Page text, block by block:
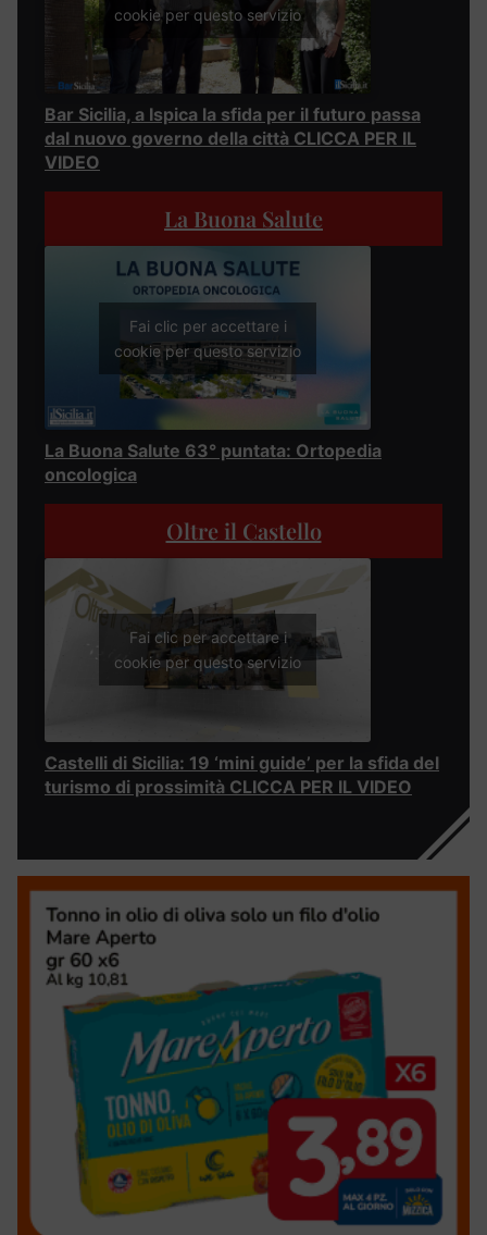
cookie per questo servizio
Bar Sicilia, a Ispica la sfida per il futuro passa
dal nuovo governo della città CLICCA PER IL
VIDEO
La Buona Salute
Fai clic per accettare i
cookie per questo servizio
La Buona Salute 63° puntata: Ortopedia
oncologica
Oltre il Castello
Fai clic per accettare i
cookie per questo servizio
Castelli di Sicilia: 19 ‘mini guide’ per la sfida del
turismo di prossimità CLICCA PER IL VIDEO